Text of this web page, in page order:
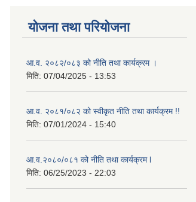
योजना तथा परियोजना
आ.व. २०८२/०८३ को नीति तथा कार्यक्रम ।
मिति: 07/04/2025 - 13:53
आ.व. २०८१/०८२ को स्वीकृत नीति तथा कार्यक्रम !!
मिति: 07/01/2024 - 15:40
आ.व.२०८०/०८१ को नीति तथा कार्यक्रम l
मिति: 06/25/2023 - 22:03